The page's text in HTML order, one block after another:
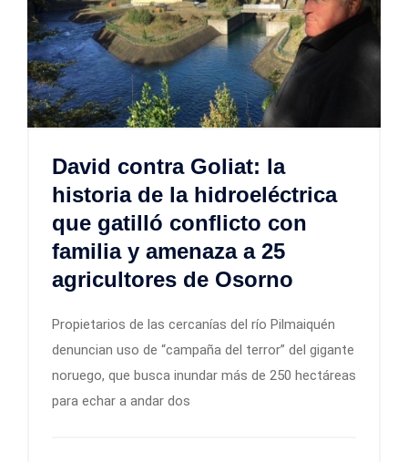
David contra Goliat: la
historia de la hidroeléctrica
que gatilló conflicto con
familia y amenaza a 25
agricultores de Osorno
Propietarios de las cercanías del río Pilmaiquén
denuncian uso de “campaña del terror” del gigante
noruego, que busca inundar más de 250 hectáreas
para echar a andar dos